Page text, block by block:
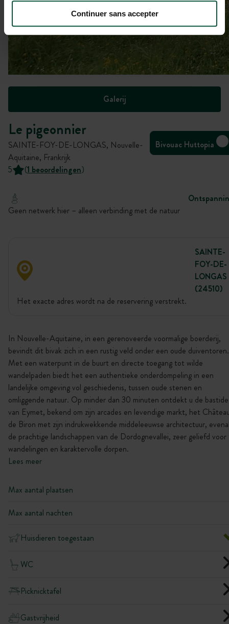
Continuer sans accepter
Galerij
Le pigeonnier
SAINTE-FOY-DE-LONGAS, Nouvelle-
Aquitaine, Frankrijk
Bivouac Huttopia
5 (1 beoordelingen)
Geen netwerk hier – alleen verbinding met de natuur
SAINTE-
FOY-DE-
LONGAS
(24510)
Het exacte adres wordt na de reservering verstrekt.
In Nouvelle-Aquitaine, in een gerenoveerde voormalige boerderij,
bevindt dit bivak zich in een rustig veld onder een oude duiventoren.
Met een waterpunt in de buurt en directe toegang tot wilde
wandelpaden biedt het een authentieke onderdompeling in een
landelijke omgeving vol geschiedenis, tussen oude stenen en
omliggende natuur. Op minder dan 30 minuten ontdekt u de bastide
van Eymet, bekend om zijn arcades en levendige markt, het
de Biron met zijn indrukwekkende middeleeuwse architectuur,
de prachtige landschappen van de Dordognevallei, zeer geliefd voor
wandelingen en karaktervolle dorpen.
Lees meer
Max aantal plaatsen
Max aantal nachten
Huisdieren toegestaan
WC
Picknicktafel
Gastvrijheid